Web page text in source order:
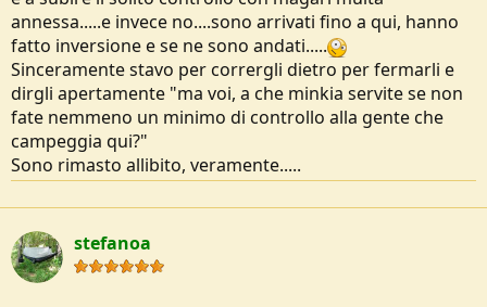
annessa.....e invece no....sono arrivati fino a qui, hanno
fatto inversione e se ne sono andati.....
Sinceramente stavo per corrergli dietro per fermarli e
dirgli apertamente "ma voi, a che minkia servite se non
fate nemmeno un minimo di controllo alla gente che
campeggia qui?"
Sono rimasto allibito, veramente.....
stefanoa